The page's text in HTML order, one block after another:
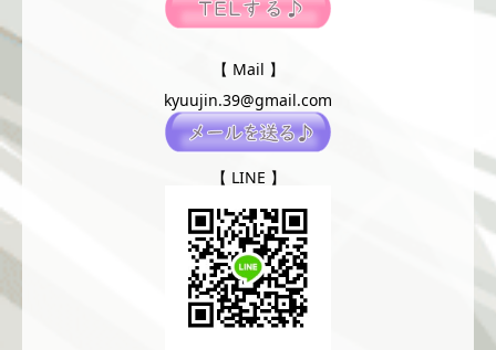
【 Mail 】
kyuujin.39@gmail.com
【 LINE 】